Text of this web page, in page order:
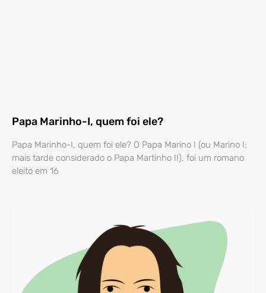
Papa Marinho-I, quem foi ele?
Papa Marinho-I, quem foi ele? O Papa Marino I (ou Marino I;
mais tarde considerado o Papa Martinho II), foi um romano
eleito em 16